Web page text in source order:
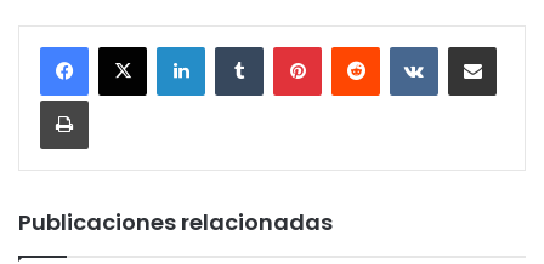
LinkedInTumblr PinterestReddit VKontakteCompartir por
Imprimir
Publicaciones relacionadas